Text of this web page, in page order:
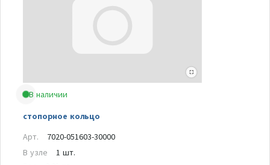
В наличии
стопорное кольцо
Арт.
7020-051603-30000
В узле
1 шт.